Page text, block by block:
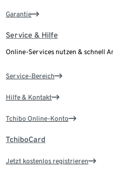
Garantie
Service & Hilfe
Online-Services nutzen & schnell
Service-Bereich
Hilfe & Kontakt
Tchibo Online-Konto
TchiboCard
Jetzt kostenlos registrieren